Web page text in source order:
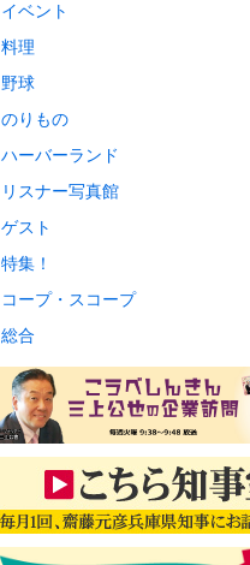
イベント
料理
野球
のりもの
ハーバーランド
リスナー写真館
ゲスト
特集！
コープ・スコープ
総合